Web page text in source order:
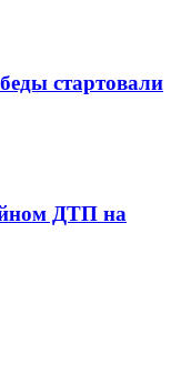
стартовали
ДТП на